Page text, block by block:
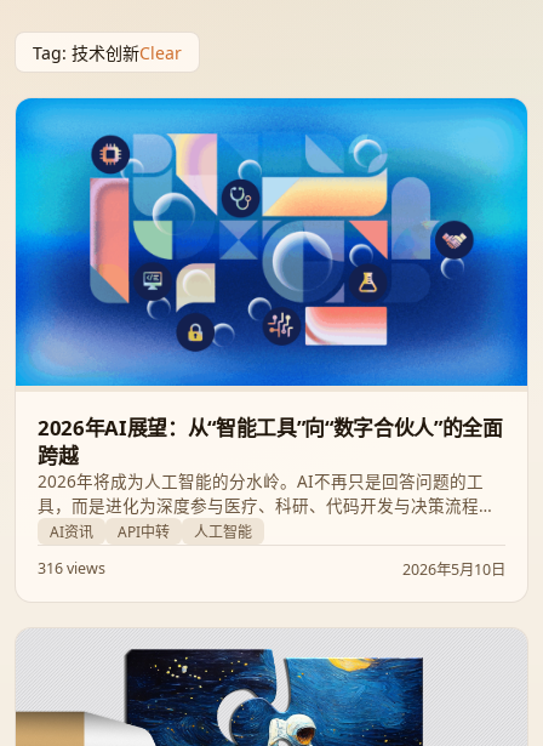
Tag: 技术创新Clear
2026年AI展望：从“智能工具”向“数字合伙人”的全面
跨越
2026年将成为人工智能的分水岭。AI不再只是回答问题的工
具，而是进化为深度参与医疗、科研、代码开发与决策流程的
协作伙伴。本文深度解析塑造2026年的七大核心趋势，带你洞
察这场重塑社会生产力的技术革命。
AI资讯 API中转
人工智能
316 views
2026年5月10日